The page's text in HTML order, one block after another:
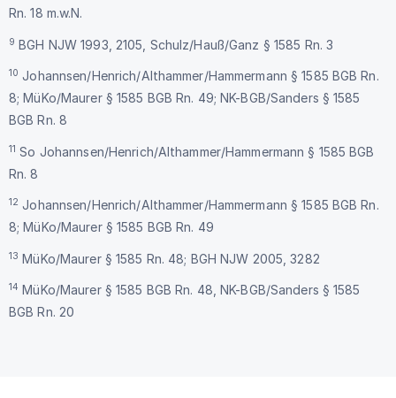
Rn. 18 m.w.N.
9 BGH NJW 1993, 2105, Schulz/Hauß/Ganz § 1585 Rn. 3
10 Johannsen/Henrich/Althammer/Hammermann § 1585 BGB Rn.
8; MüKo/Maurer § 1585 BGB Rn. 49; NK-BGB/Sanders § 1585
BGB Rn. 8
11 So Johannsen/Henrich/Althammer/Hammermann § 1585 BGB
Rn. 8
12 Johannsen/Henrich/Althammer/Hammermann § 1585 BGB Rn.
8; MüKo/Maurer § 1585 BGB Rn. 49
13 MüKo/Maurer § 1585 Rn. 48; BGH NJW 2005, 3282
14 MüKo/Maurer § 1585 BGB Rn. 48, NK-BGB/Sanders § 1585
BGB Rn. 20